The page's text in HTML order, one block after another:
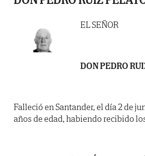
EL SEÑOR
DON PEDRO
Falleció en Santander, el día 2 de
años de edad, habiendo recibido los